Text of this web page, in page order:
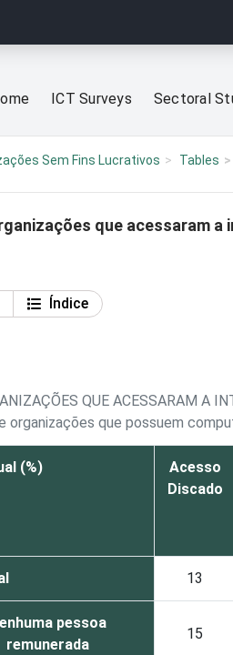
ICT Surveys Sectoral
Sem Fins Lucrativos Tables
que acessaram
Índice
QUE ACESSARAM A
organizações que possuem
(%)
Acesso
Discado
13
pessoa
remunerada
15